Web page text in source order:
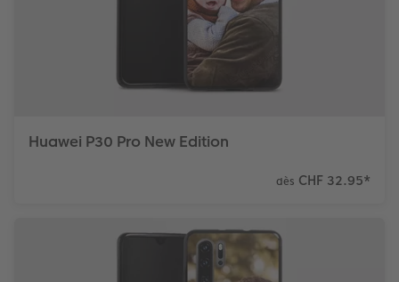
Huawei P30 Pro New Edition
dès CHF 32.95*